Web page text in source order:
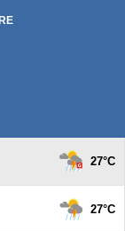
27°C
27°C